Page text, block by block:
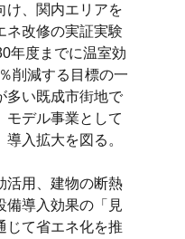
け、関内エリアを
ネ改修の実証実験
年度までに温室効
削減する目標の一
多い既成市街地で
モデル事業として
入拡大を図る。
活用、建物の断熱
備導入効果の「見
じて省エネ化を推